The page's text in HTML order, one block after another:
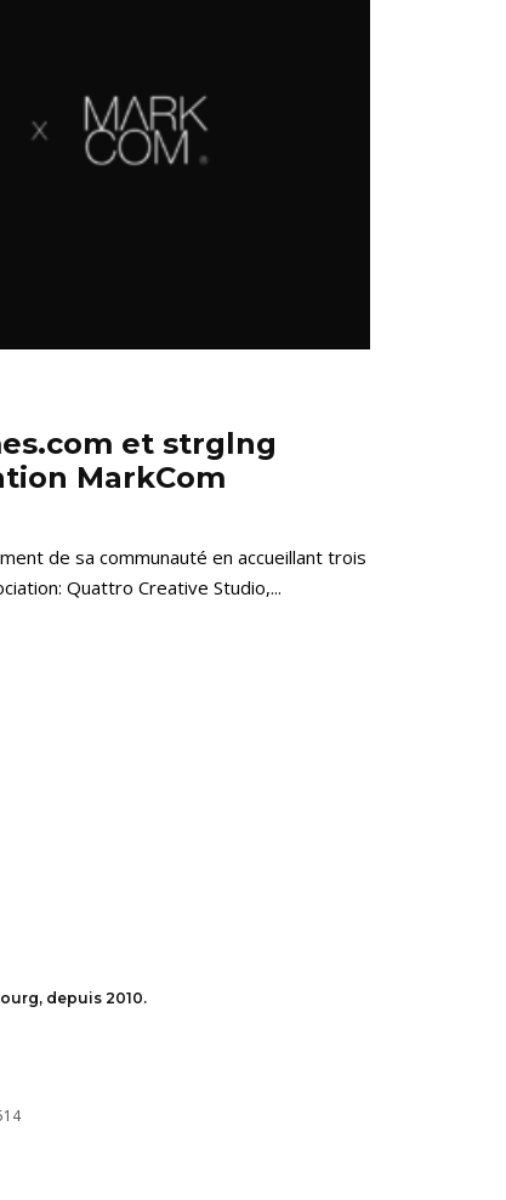
et strglng
MarkCom
de sa communauté en accueillant trois
Quattro Creative Studio,...
depuis 2010.